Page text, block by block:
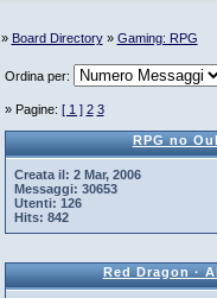
» Board Directory» Gaming: RPG
Ordina per:
» Pagine: [ 1 ] 2 3
RPG no
Creata il: 2 Mar, 2006
Messaggi: 30653
Utenti: 126
Hits: 842
Red Dragon ·